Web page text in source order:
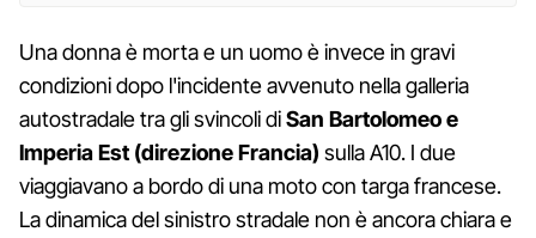
Una donna è morta e un uomo è invece in gravi
condizioni dopo l'incidente avvenuto nella galleria
autostradale tra gli svincoli diSan Bartolomeo e
Imperia Est (direzione Francia) sulla A10. I due
viaggiavano a bordo di una moto con targa francese.
La dinamica del sinistro stradale non è ancora chiara e